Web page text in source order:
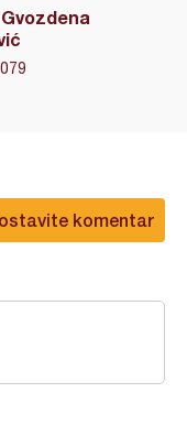
Gvozdena
komentar